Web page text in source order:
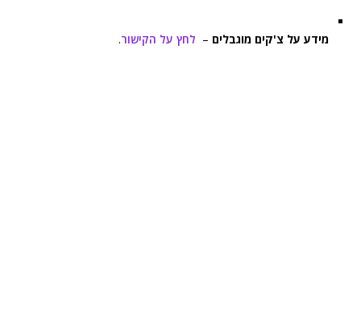
מידע על צ'קים מוגבלים – לחץ על הקישור.